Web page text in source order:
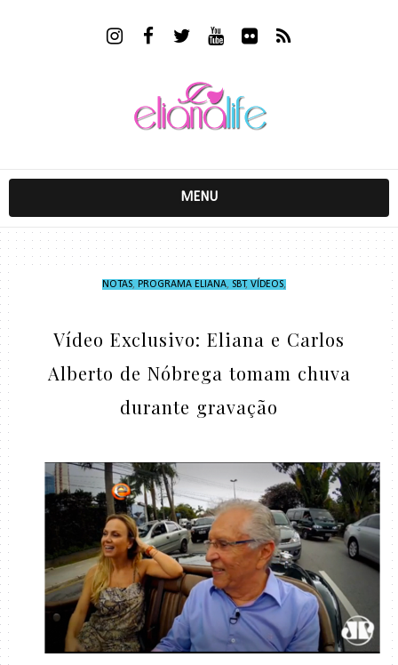
MENU
NOTAS, PROGRAMA ELIANA, SBT, VÍDEOS,
Vídeo Exclusivo: Eliana e Carlos
Alberto de Nóbrega tomam chuva
durante gravação